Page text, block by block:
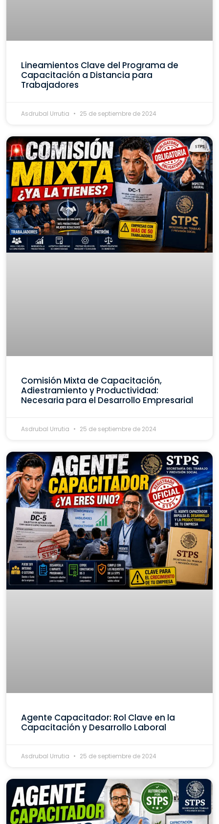
Lineamientos Clave del Programa de
Capacitación a Distancia para
Trabajadores
Asdrubal Urrutia 25 de septiembre de 2024
Comisión Mixta de Capacitación,
Adiestramiento y Productividad:
Necesaria para el Desarrollo Empresarial
Asdrubal Urrutia 25 de septiembre de 2024
Agente Capacitador: Rol Clave en la
Capacitación y Desarrollo Laboral
Asdrubal Urrutia 25 de septiembre de 2024